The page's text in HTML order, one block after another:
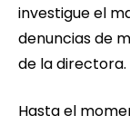
investigue el
denuncias de
de la directora.
Hasta el